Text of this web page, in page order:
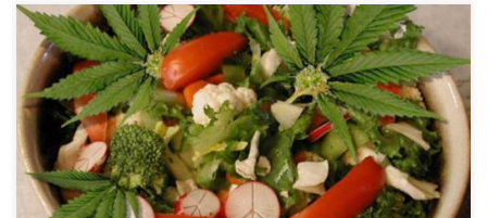
To surowe danie jest pełne witamin, przeciwutleniaczy i zdrowych
tłuszczów. Czas przygotowania : 10 minut. Składniki: 270g
brukselki, 40g rukoli, 1 pomarańcza, 1 awokado, 35g łuskanych
nasion konopi, 3 łyżki oliwy z oliwek, 2 łyżki soku z cytryny, 1
łyżeczka […]